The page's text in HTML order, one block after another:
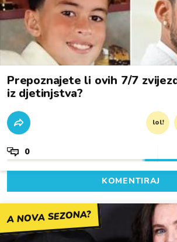
Prepoznajete li ovih 7/7
iz djetinjstva?
lol!
0
KOMENTIRAJ
A NOVA SEZONA?